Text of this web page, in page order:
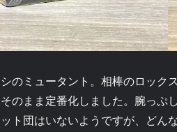
シのミュータント。相棒のロッ
のまま定番化しました。腕っ
ト団はいないようですが、どん